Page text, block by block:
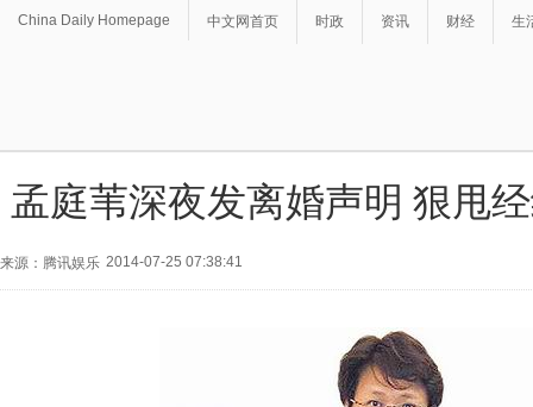
China Daily Homepage 中文网首页 时政 资讯 财经 生
孟庭苇深夜发离婚声明 狠甩
来源：腾讯娱乐 2014-07-25 07:38:41